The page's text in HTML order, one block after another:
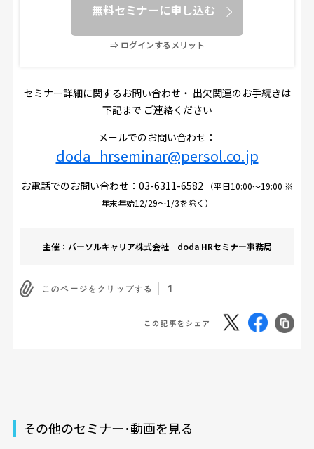
無料セミナーに申し込む
⇒ ログインするメリット
セミナー詳細に関するお問い合わせ・ 出欠関連のお手続きは
下記まで ご連絡ください
メールでのお問い合わせ：
doda_hrseminar@persol.co.jp
お電話でのお問い合わせ： 03-6311-6582
（平日10:00～19:00 ※
年末年始12/29～1/3を除く）
主催：パーソルキャリア株式会社 doda HRセミナー事務局
このページをクリップする 1
この記事をシェア
その他のセミナー･動画を見る